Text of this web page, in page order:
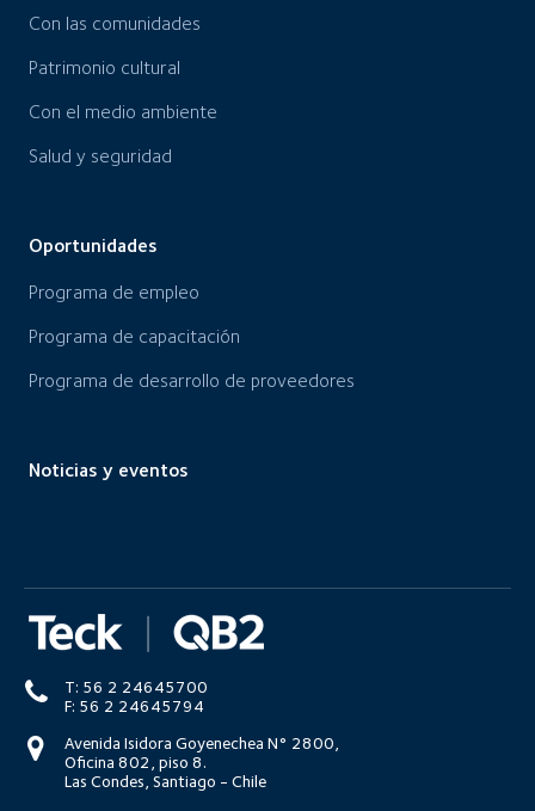
Con las comunidades
Patrimonio cultural
Con el medio ambiente
Salud y seguridad
Oportunidades
Programa de empleo
Programa de capacitación
Programa de desarrollo de proveedores
Noticias y eventos
T: 56 2 24645700
F: 56 2 24645794
Avenida Isidora Goyenechea N° 2800,
Oficina 802, piso 8.
Las Condes, Santiago - Chile